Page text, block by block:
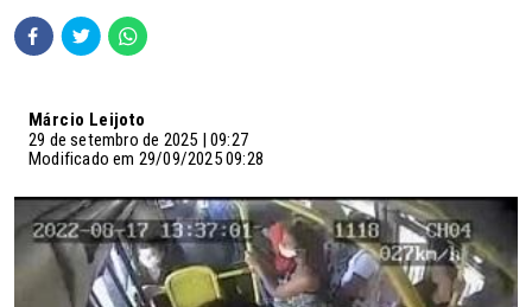
Márcio Leijoto
29 de setembro de 2025 | 09:27
Modificado em 29/09/2025 09:28